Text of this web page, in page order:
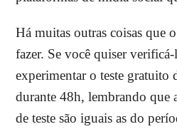
Há muitas outras coisas que
fazer. Se você quiser
experimentar o teste gratuito
durante 48h, lembrando que
de teste são iguais as do